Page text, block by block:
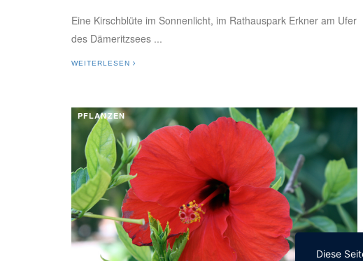
Eine Kirschblüte im Sonnenlicht, im Rathauspark Erkner am Ufer
des Dämeritzsees ...
WEITERLESEN
PFLANZEN
Diese